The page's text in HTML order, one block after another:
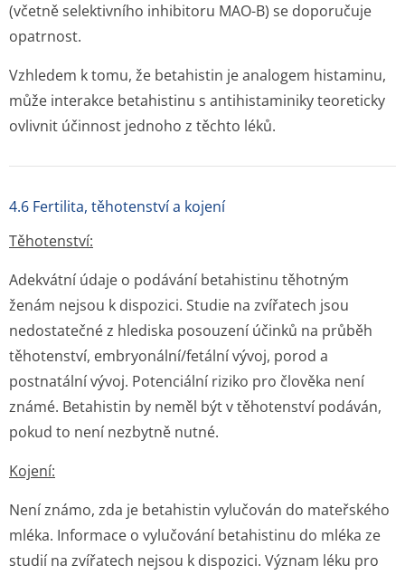
(včetně selektivního inhibitoru MAO-B) se doporučuje
opatrnost.
Vzhledem k tomu, že betahistin je analogem histaminu,
může interakce betahistinu s antihistaminiky teoreticky
ovlivnit účinnost jednoho z těchto léků.
4.6 Fertilita, těhotenství a kojení
Těhotenství:
Adekvátní údaje o podávání betahistinu těhotným
ženám nejsou k dispozici. Studie na zvířatech jsou
nedostatečné z hlediska posouzení účinků na průběh
těhotenství, embryonální/fetální vývoj, porod a
postnatální vývoj. Potenciální riziko pro člověka není
známé. Betahistin by neměl být v těhotenství podáván,
pokud to není nezbytně nutné.
Kojení:
Není známo, zda je betahistin vylučován do mateřského
mléka. Informace o vylučování betahistinu do mléka ze
studií na zvířatech nejsou k dispozici. Význam léku pro